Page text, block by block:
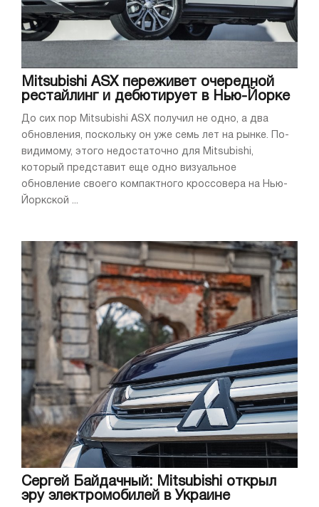
Mitsubishi ASX переживет очередной
рестайлинг и дебютирует в Нью-Йорке
До сих пор Mitsubishi ASX получил не одно, а два
обновления, поскольку он уже семь лет на рынке. По-
видимому, этого недостаточно для Mitsubishi,
который представит еще одно визуальное
обновление своего компактного кроссовера на Нью-
Йоркской ...
Сергей Байдачный: Mitsubishi открыл
эру электромобилей в Украине